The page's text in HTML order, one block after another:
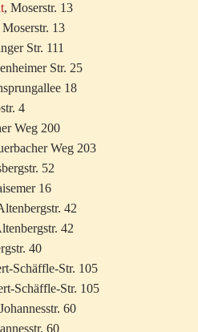
, Moserstr. 13
Moserstr. 13
Str. 111
Str. 25
18
4
Weg 200
Weg 203
52
16
42
42
40
Schäffle-Str. 105
Schäffle-Str. 105
60
60